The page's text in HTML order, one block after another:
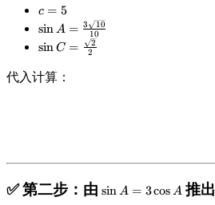
c
=
5
c = 5
\
si
n
A
=
{
\
sin A = 10
3 10
\
n
c
{
\
sin C = 2
2
代入计算：
✅ 第二步：由 \
sin A = 3cos A推出